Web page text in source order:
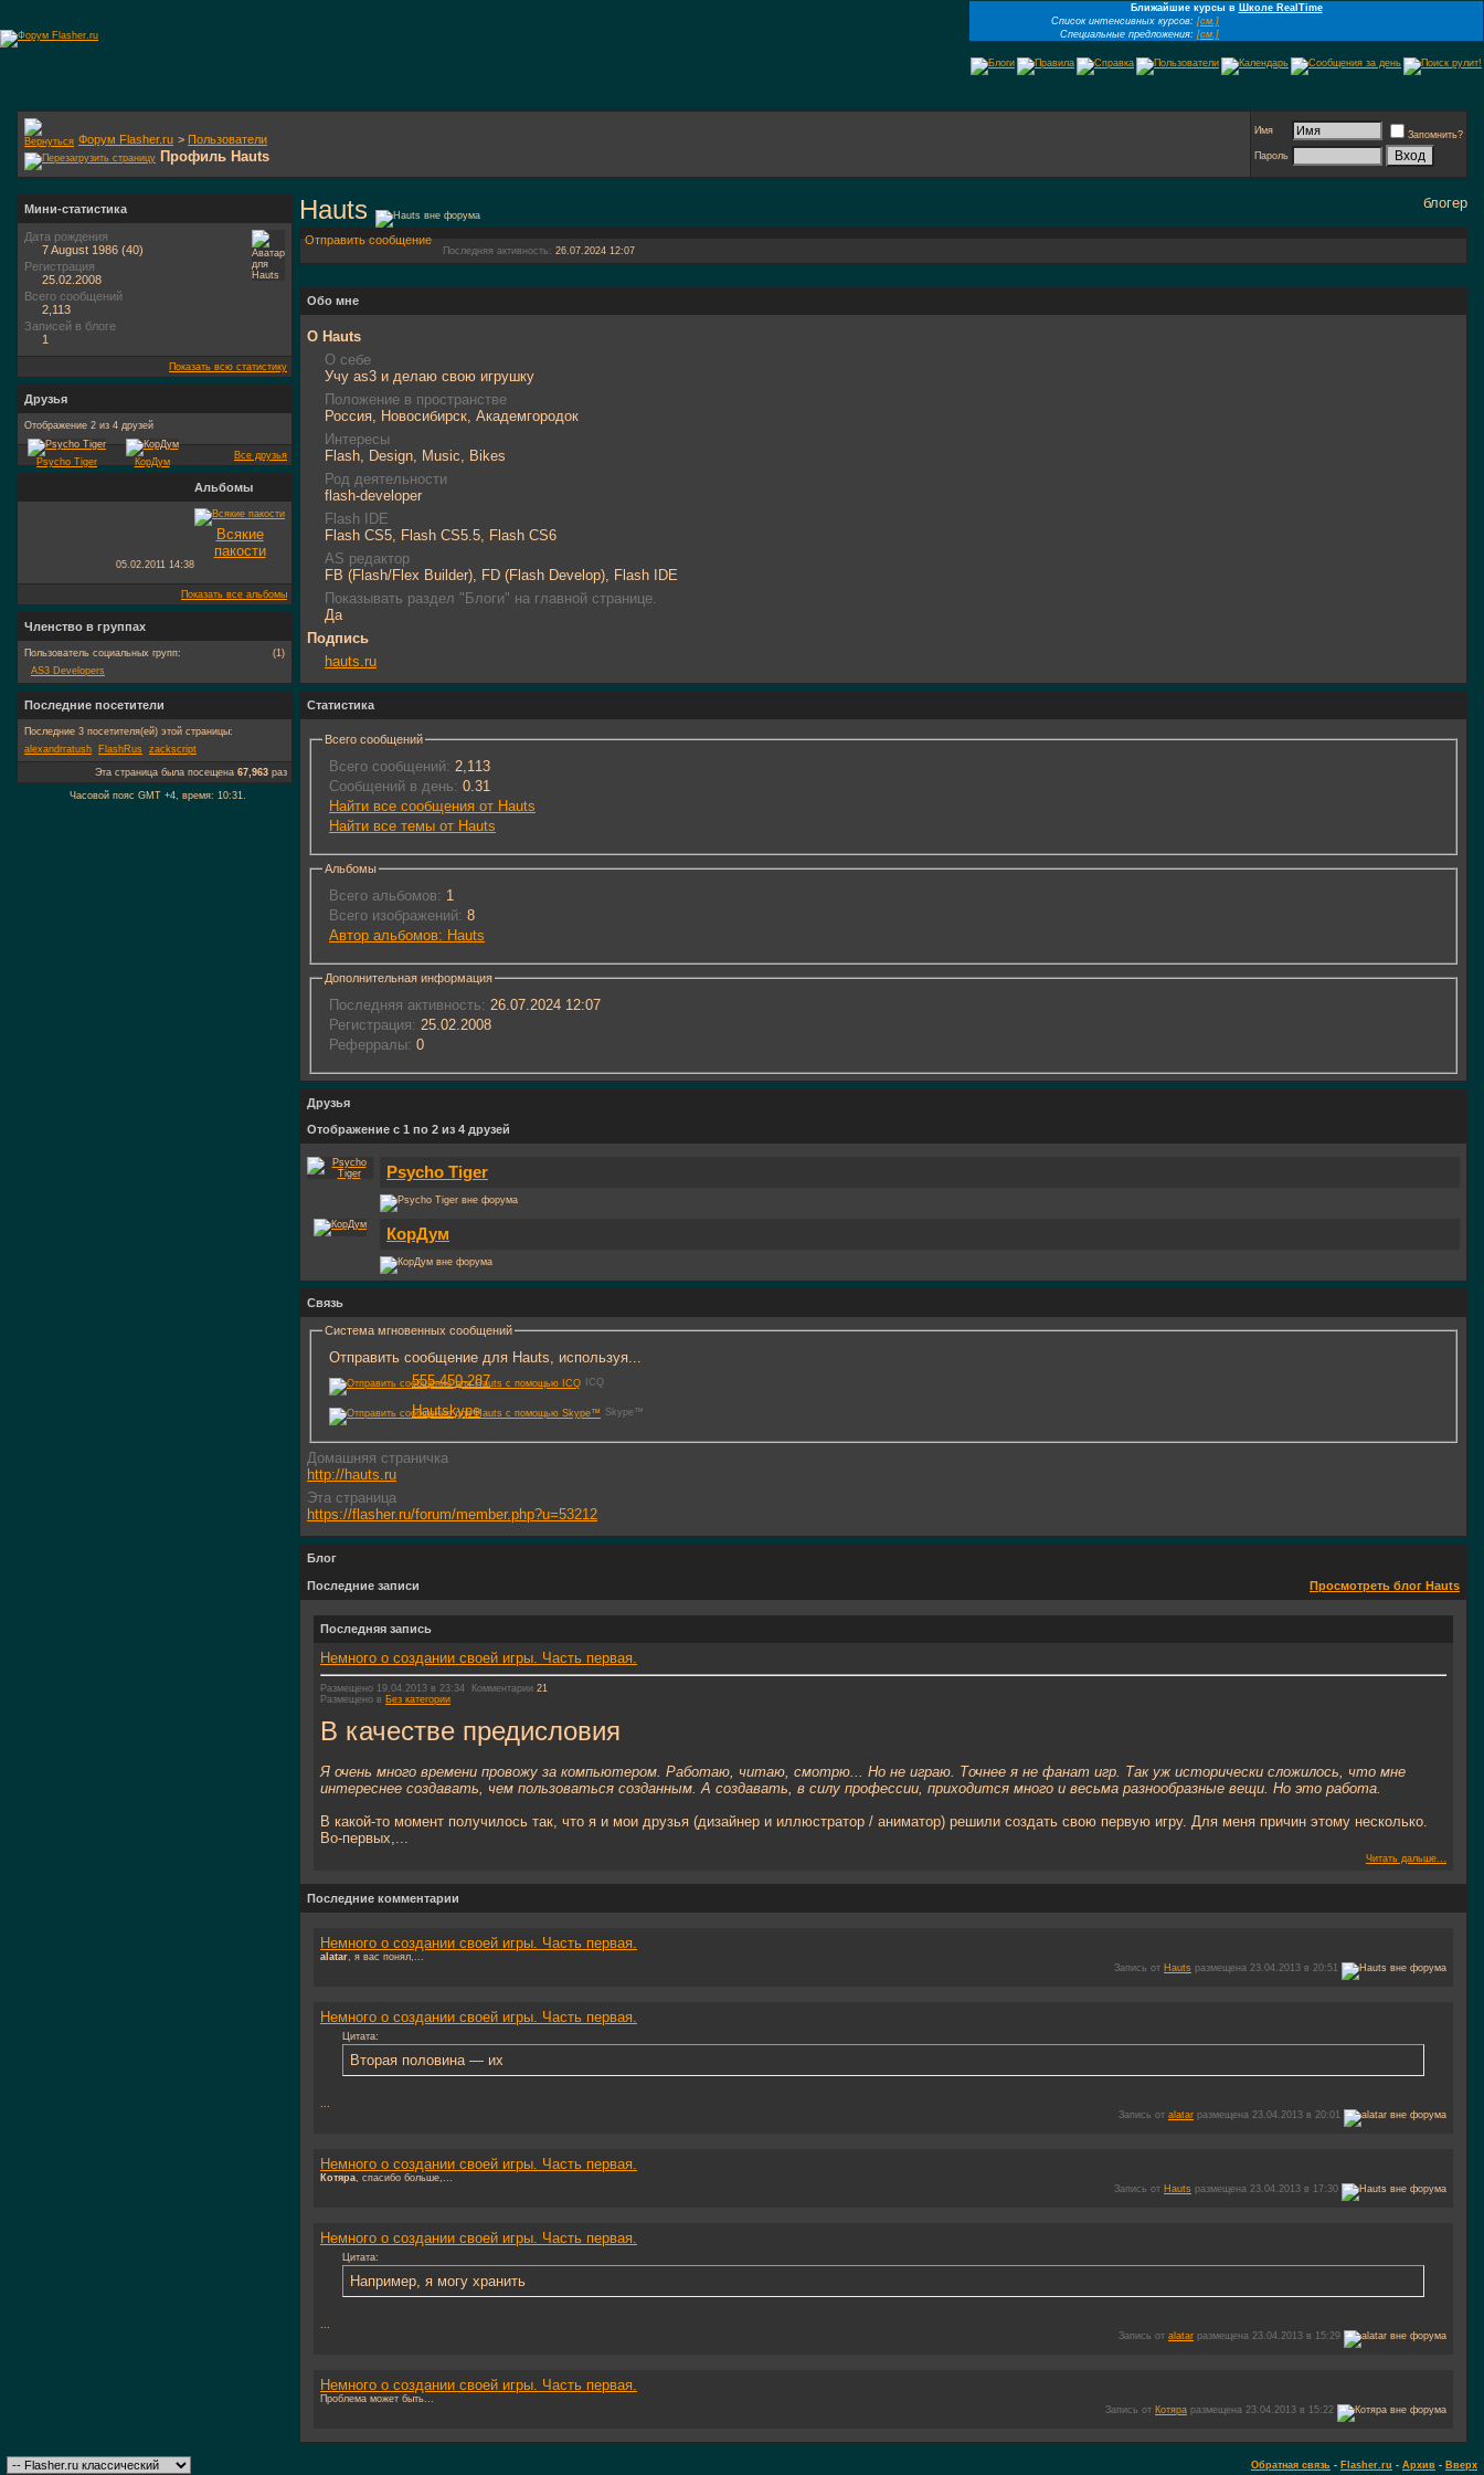
Ближайшие курсы в Школе RealTime
Список интенсивных курсов: [см.]
Специальные предложения: [см.]
Форум Flasher.ru > Пользователи
Профиль Hauts
Имя
Запомнить?
Пароль
блогер
Hauts
Отправить сообщение
Последняя активность: 26.07.2024 12:07
Обо мне
О Hauts
О себе
Учу as3 и делаю свою игрушку
Положение в пространстве
Россия, Новосибирск, Академгородок
Интересы
Flash, Design, Music, Bikes
Род деятельности
flash-developer
Flash IDE
Flash CS5, Flash CS5.5, Flash CS6
AS редактор
FB (Flash/Flex Builder), FD (Flash Develop), Flash IDE
Показывать раздел "Блоги" на главной странице.
Да
Подпись
hauts.ru
Статистика
Всего сообщений
Всего сообщений: 2,113
Сообщений в день: 0.31
Найти все сообщения от Hauts
Найти все темы от Hauts
Альбомы
Всего альбомов: 1
Всего изображений: 8
Автор альбомов: Hauts
Дополнительная информация
Последняя активность: 26.07.2024 12:07
Регистрация: 25.02.2008
Реферралы: 0
Друзья
Отображение с 1 по 2 из 4 друзей
Psycho Tiger
КорДум
Связь
Система мгновенных сообщений
Отправить сообщение для Hauts, используя...
ICQ
555-450-287
Skype™
Hautskype
Домашняя страничка
http://hauts.ru
Эта страница
https://flasher.ru/forum/member.php?u=53212
Блог
Просмотреть блог Hauts
Последние записи
Последняя запись
Немного о создании своей игры. Часть первая.
Размещено 19.04.2013 в 23:34 Комментарии 21
Размещено в Без категории
В качестве предисловия
Я очень много времени провожу за компьютером. Работаю, читаю, смотрю... Но не играю. Точнее я не фанат игр. Так уж исторически сложилось, что мне
интереснее создавать, чем пользоваться созданным. А создавать, в силу профессии, приходится много и весьма разнообразные вещи. Но это работа.
В какой-то момент получилось так, что я и мои друзья (дизайнер и иллюстратор / аниматор) решили создать свою первую игру. Для меня причин этому несколько.
Во-первых,...
Читать дальше...
Последние комментарии
Немного о создании своей игры. Часть первая.
alatar, я вас понял,...
Запись от Hauts размещена 23.04.2013 в 20:51
Немного о создании своей игры. Часть первая.
Цитата:
Вторая половина — их
...
Запись от alatar размещена 23.04.2013 в 20:01
Немного о создании своей игры. Часть первая.
Котяра, спасибо больше,...
Запись от Hauts размещена 23.04.2013 в 17:30
Немного о создании своей игры. Часть первая.
Цитата:
Например, я могу хранить
...
Запись от alatar размещена 23.04.2013 в 15:29
Немного о создании своей игры. Часть первая.
Проблема может быть...
Запись от Котяра размещена 23.04.2013 в 15:22
Мини-статистика
Дата рождения
7 August 1986 (40)
Регистрация
25.02.2008
Всего сообщений
2,113
Записей в блоге
1
Показать всю статистику
Друзья
Отображение 2 из 4 друзей
Psycho Tiger КорДум
Все друзья
Альбомы
Всякие
пакости
05.02.2011 14:38
Показать все альбомы
Членство в группах
(1)
Пользователь социальных групп:
AS3 Developers
Последние посетители
Последние 3 посетителя(ей) этой страницы:
alexandrratush
FlashRus zackscript
Эта страница была посещена 67,963 раз
Часовой пояс GMT +4, время: 10:31.
Обратная связь - Flasher.ru - Архив - Вверх